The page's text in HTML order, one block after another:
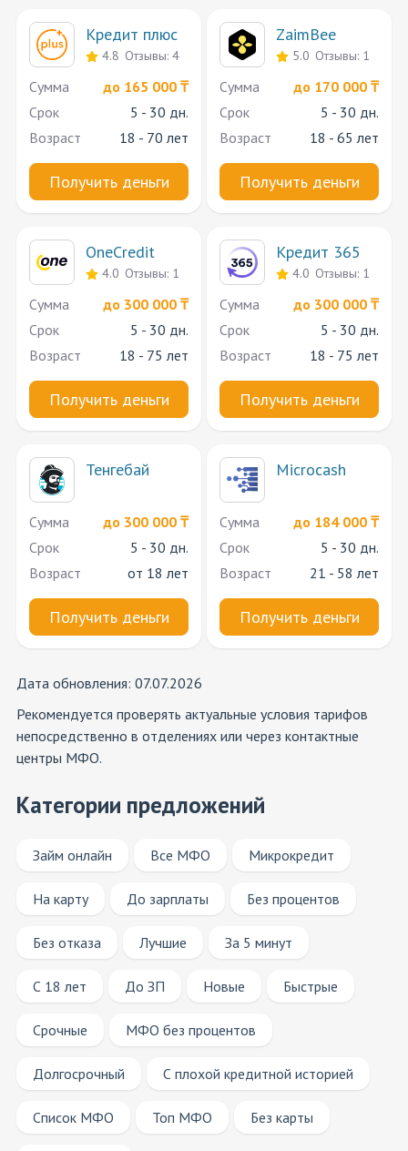
Кредит плюс
4.8 Отзывы: 4
Сумма
до 165 000 ₸
Срок
5 - 30 дн.
Возраст
18 - 70 лет
Получить деньги
ZaimBee
5.0 Отзывы: 1
Сумма
до 170 000 ₸
Срок
5 - 30 дн.
Возраст
18 - 65 лет
Получить деньги
OneCredit
4.0 Отзывы: 1
Сумма
до 300 000 ₸
Срок
5 - 30 дн.
Возраст
18 - 75 лет
Получить деньги
Кредит 365
4.0 Отзывы: 1
Сумма
до 300 000 ₸
Срок
5 - 30 дн.
Возраст
18 - 75 лет
Получить деньги
Тенгебай
Сумма
до 300 000 ₸
Срок
5 - 30 дн.
Возраст
от 18 лет
Получить деньги
Microcash
Сумма
до 184 000 ₸
Срок
5 - 30 дн.
Возраст
21 - 58 лет
Получить деньги
Дата обновления: 07.07.2026
Рекомендуется проверять актуальные условия тарифов
непосредственно в отделениях или через контактные
центры МФО.
Категории предложений
Займ онлайн Все МФО Микрокредит
На карту До зарплаты Без процентов
Без отказа Лучшие За 5 минут
С 18 лет До ЗП Новые Быстрые
Срочные МФО без процентов
Долгосрочный С плохой кредитной историей
Список МФО Топ МФО Без карты